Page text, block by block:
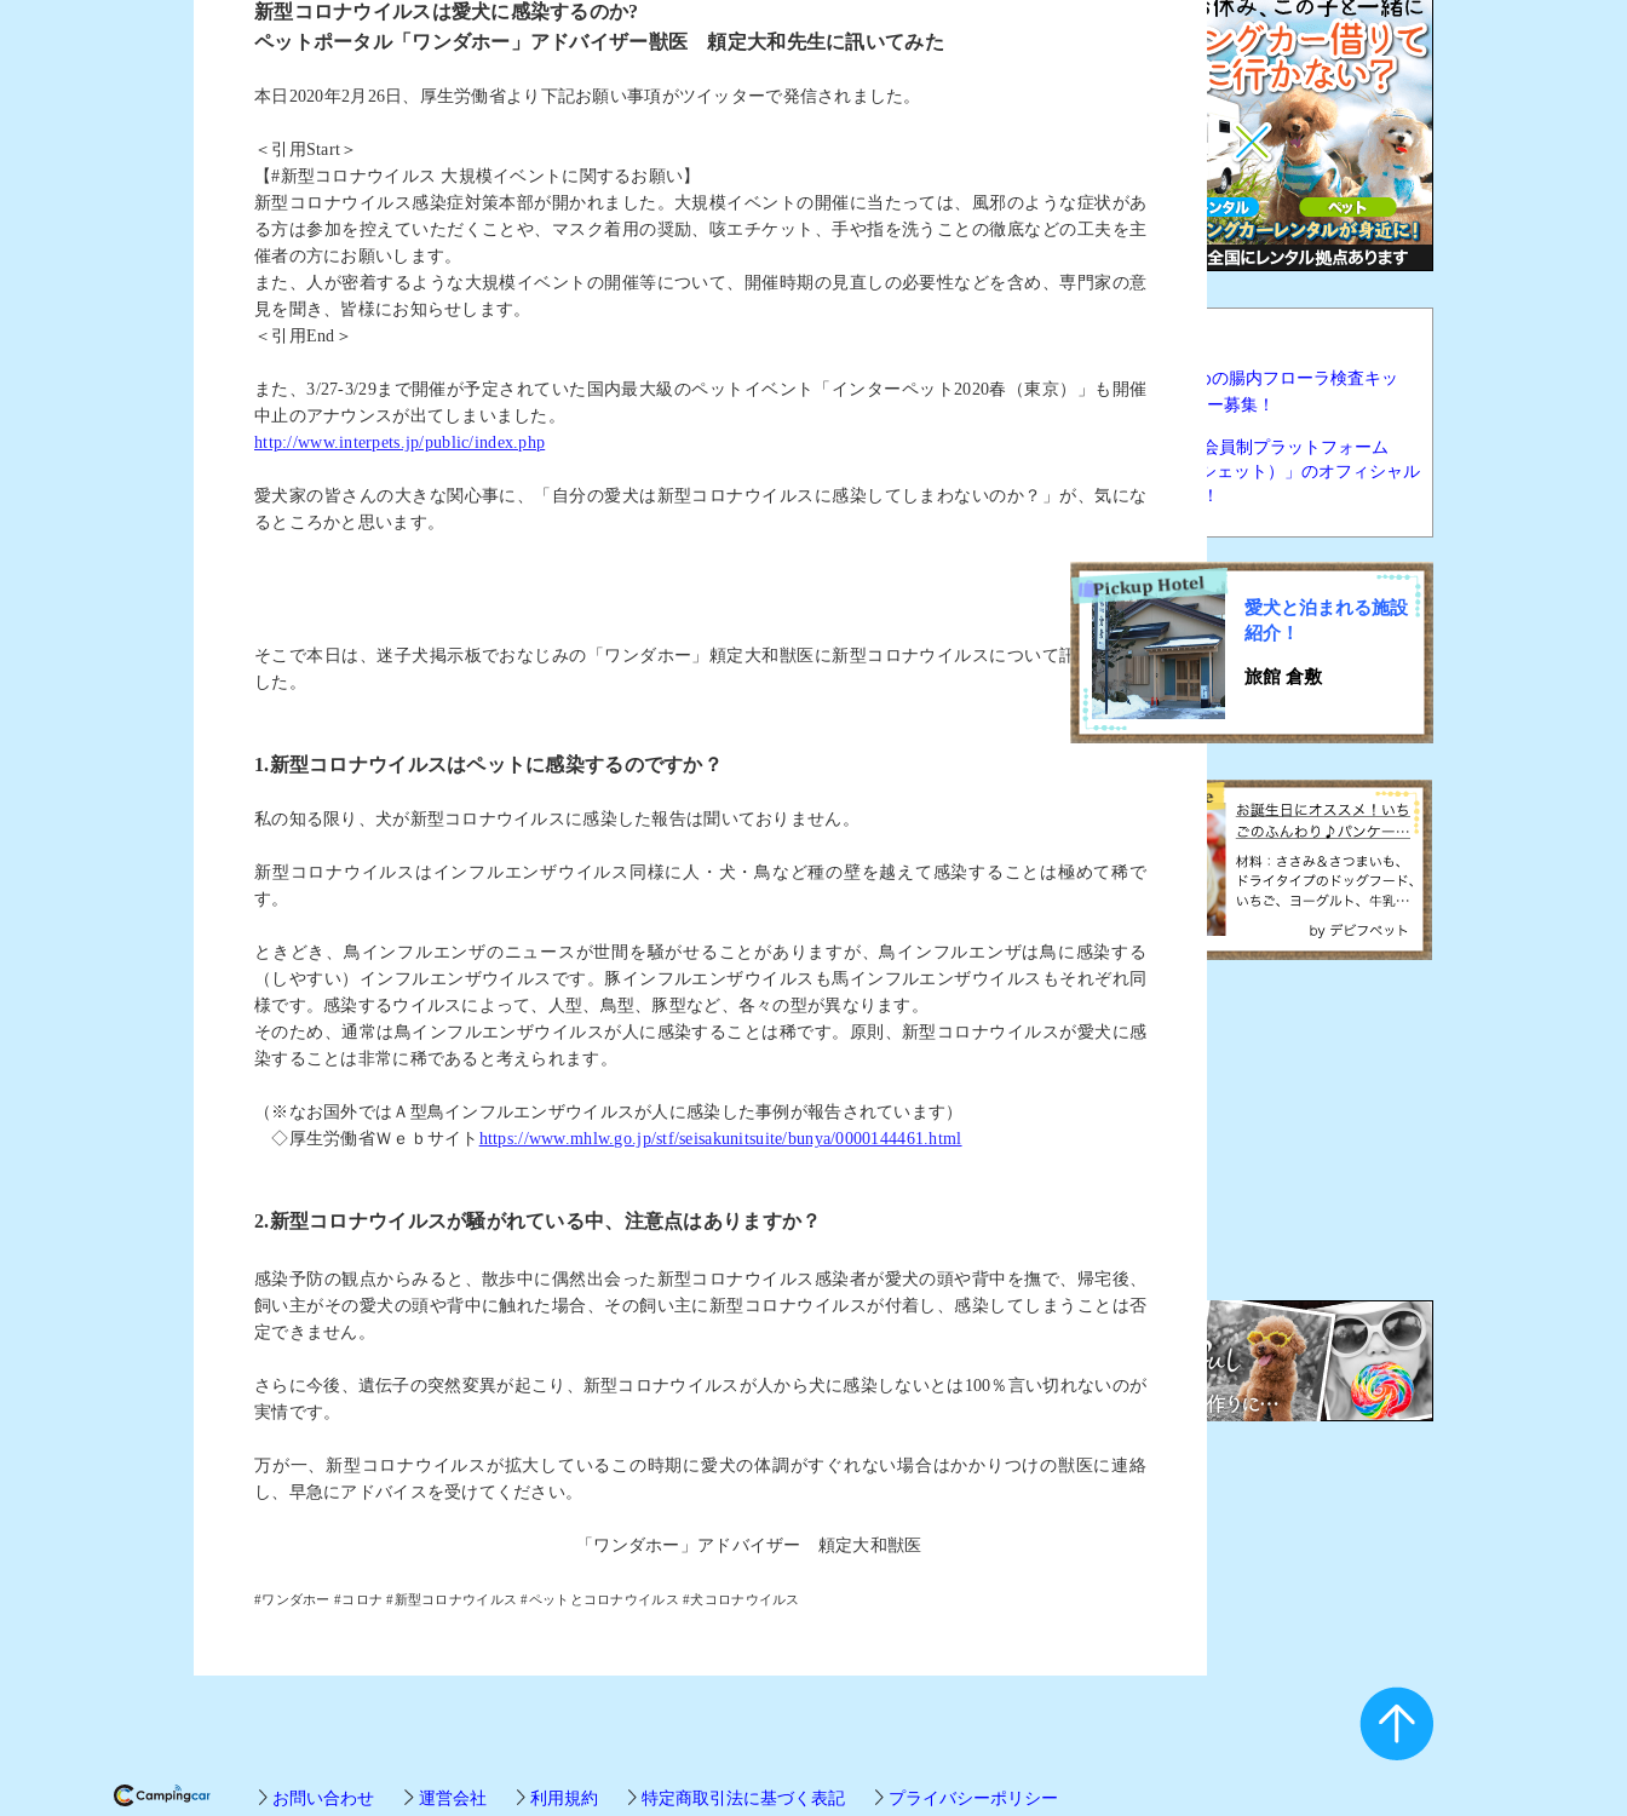
新型コロナウイルスは愛犬に感染するのか?
ペットポータル「ワンダホー」アドバイザー獣医 頼定大和先生に訊いてみた
本日 2020年2月 26 日、厚生労働省より下記お願い事項がツイッターで発信されました。
＜引用 Start ＞
【#新型コロナウイルス 大規模イベントに関するお願い】
新型コロナウイルス感染症対策本部が開かれました。大規模イベントの開催に当たっては、風邪のような症状があ
る方は参加を控えていただくことや、マスク着用の奨励、咳エチケット、手や指を洗うことの徹底などの工夫を主
催者の方にお願いします。
また、人が密着するような大規模イベントの開催等について、開催時期の見直しの必要性などを含め、専門家の意
見を聞き、皆様にお知らせします。
＜引用End ＞
また、3/27-3/29まで開催が予定されていた国内最大級のペットイベント「インターペット2020春（東京）」も開催
中止のアナウンスが出てしまいました。
http://www.interpets.jp/public/index.php
愛犬家の皆さんの大きな関心事に、「自分の愛犬は新型コロナウイルスに感染してしまわないのか？」が、気にな
るところかと思います。
そこで本日は、迷子犬掲示板でおなじみの「ワンダホー」頼定大和獣医に新型コロナウイルスについて訊いてみま
した。
1.新型コロナウイルスはペットに感染するのですか？
私の知る限り、犬が新型コロナウイルスに感染した報告は聞いておりません。
新型コロナウイルスはインフルエンザウイルス同様に人・犬・鳥など種の壁を越えて感染することは極めて稀で
す。
ときどき、鳥インフルエンザのニュースが世間を騒がせることがありますが、鳥インフルエンザは鳥に感染する
（しやすい）インフルエンザウイルスです。豚インフルエンザウイルスも馬インフルエンザウイルスもそれぞれ同
様です。感染するウイルスによって、人型、鳥型、豚型など、各々の型が異なります。
そのため、通常は鳥インフルエンザウイルスが人に感染することは稀です。原則、新型コロナウイルスが愛犬に感
染することは非常に稀であると考えられます。
（※なお国外ではＡ型鳥インフルエンザウイルスが人に感染した事例が報告されています）
◇厚生労働省Ｗｅｂサイト https://www.mhlw.go.jp/stf/seisakunitsuite/bunya/0000144461.html
2.新型コロナウイルスが騒がれている中、注意点はありますか？
感染予防の観点からみると、散歩中に偶然出会った新型コロナウイルス感染者が愛犬の頭や背中を撫で、帰宅後、
飼い主がその愛犬の頭や背中に触れた場合、その飼い主に新型コロナウイルスが付着し、感染してしまうことは否
定できません。
さらに今後、遺伝子の突然変異が起こり、新型コロナウイルスが人から犬に感染しないとは 100％言い切れないのが
実情です。
万が一、新型コロナウイルスが拡大しているこの時期に愛犬の体調がすぐれない場合はかかりつけの獣医に連絡
し、早急にアドバイスを受けてください。
「ワンダホー」アドバイザー 頼定大和獣医
#ワンダホー #コロナ #新型コロナウイルス #ペットとコロナウイルス #犬コロナウイルス
【愛犬のための腸内フローラ検査キッ
ト】 無料モニター募集！
愛犬家のための会員制プラットフォーム
「cachette（カシェット）」のオフィシャル
ブランドに参画！
愛犬と泊まれる施設
紹介！
旅館 倉敷
お問い合わせ 運営会社 利用規約 特定商取引法に基づく表記
プライバシーポリシー